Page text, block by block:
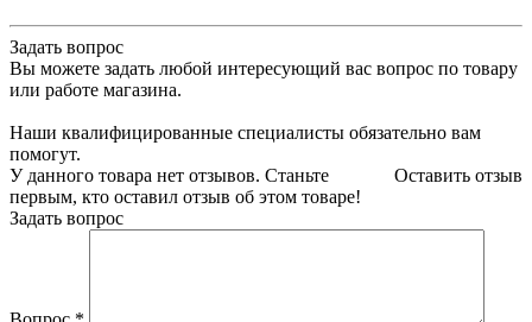
Задать вопрос
Вы можете задать любой интересующий вас вопрос по товару
или работе магазина.
Наши квалифицированные специалисты обязательно вам
помогут.
Оставить отзыв
У данного товара нет отзывов. Станьте
первым, кто оставил отзыв об этом товаре!
Задать вопрос